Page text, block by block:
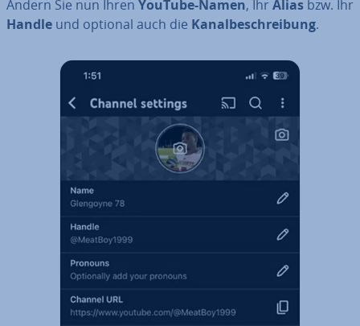
Ändern Sie nun Ihren YouTube-Namen, Ihr Alias bzw. Ihr
Handle und optional auch die Ka­nal­be­schrei­bung.